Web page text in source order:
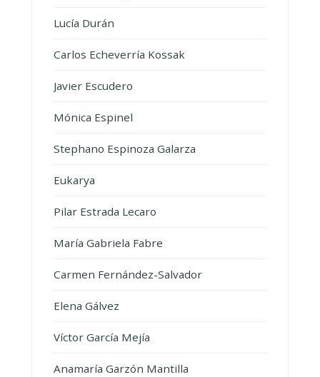
Lucía Durán
Carlos Echeverría Kossak
Javier Escudero
Mónica Espinel
Stephano Espinoza Galarza
Eukarya
Pilar Estrada Lecaro
María Gabriela Fabre
Carmen Fernández-Salvador
Elena Gálvez
Víctor García Mejía
Anamaría Garzón Mantilla